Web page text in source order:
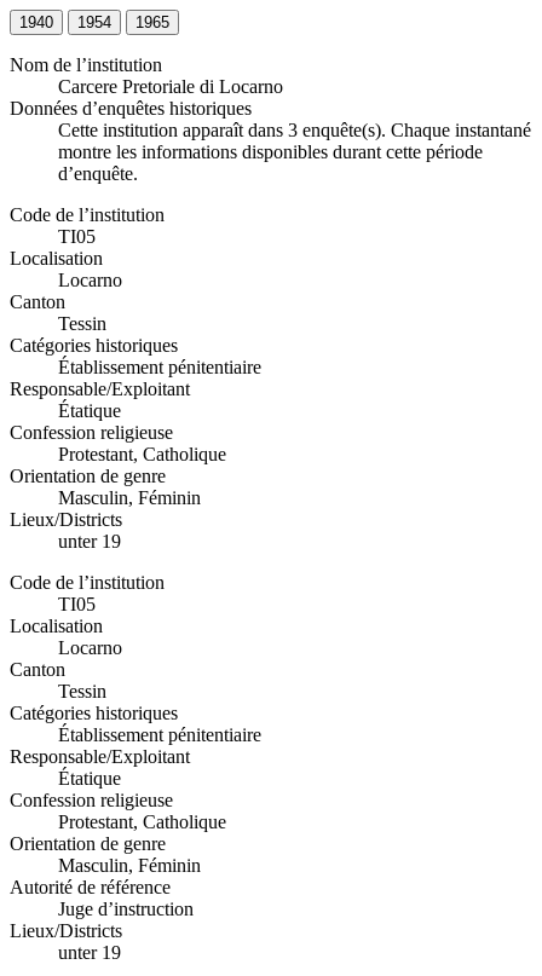
1940 1954 1965
Nom de l’institution
Carcere Pretoriale di Locarno
Données d’enquêtes historiques
Cette institution apparaît dans 3 enquête(s). Chaque instantané
montre les informations disponibles durant cette période
d’enquête.
Code de l’institution
TI05
Localisation
Locarno
Canton
Tessin
Catégories historiques
Établissement pénitentiaire
Responsable/Exploitant
Étatique
Confession religieuse
Protestant, Catholique
Orientation de genre
Masculin, Féminin
Lieux/Districts
unter 19
Code de l’institution
TI05
Localisation
Locarno
Canton
Tessin
Catégories historiques
Établissement pénitentiaire
Responsable/Exploitant
Étatique
Confession religieuse
Protestant, Catholique
Orientation de genre
Masculin, Féminin
Autorité de référence
Juge d’instruction
Lieux/Districts
unter 19